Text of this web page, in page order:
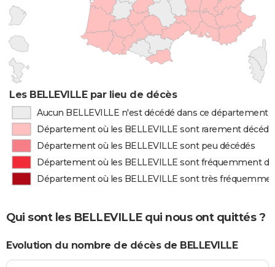
Les BELLEVILLE par lieu de décès
Aucun BELLEVILLE n'est décédé dans ce département
Département où les BELLEVILLE sont rarement
Département où les BELLEVILLE sont peu décédés
Département où les BELLEVILLE sont fréquemment
Département où les BELLEVILLE sont très
Qui sont les BELLEVILLE qui nous ont quittés ?
Evolution du nombre de décès de BELLEVILLE